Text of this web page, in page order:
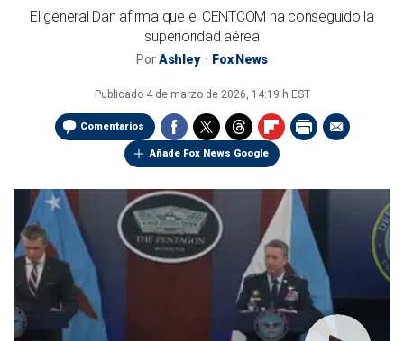
El general Dan afirma que el CENTCOM ha conseguido la
superioridad aérea
PorAshley Fox News
Publicado 4 de marzo de 2026, 14:19 h EST
Comentarios
Añade Fox News Google